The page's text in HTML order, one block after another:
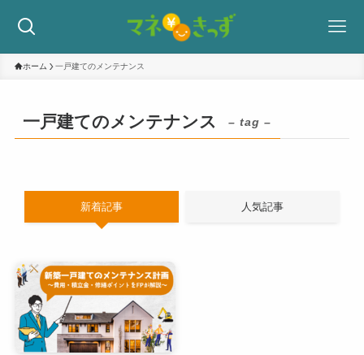
ホーム 一戸建てのメンテナンス
一戸建てのメンテナンス – tag –
新着記事 人気記事